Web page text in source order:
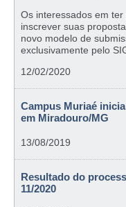
Os interessados em
inscrever suas
novo modelo de
exclusivamente pelo
12/02/2020
Campus Muriaé
em Miradouro/MG
13/08/2019
Resultado do
11/2020